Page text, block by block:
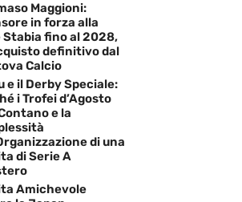
Maggioni:
in forza alla
Stabia fino al 2028,
definitivo dal
Calcio
e il Derby Speciale:
i Trofei d’Agosto
e la
di una
di Serie A
Amichevole